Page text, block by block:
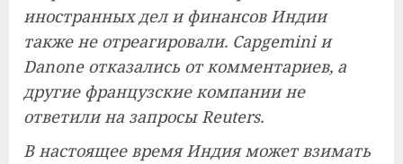
иностранных дел и финансов Индии
также не отреагировали. Capgemini и
Danone отказались от комментариев, а
другие французские компании не
ответили на запросы Reuters.
В настоящее время Индия может взимать